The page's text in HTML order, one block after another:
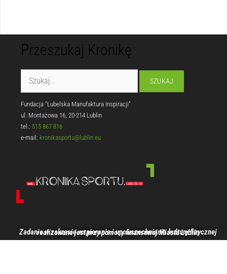
Przeszukaj Kronikę
Fundacja "Lubelska Manufaktura Inspiracji"
ul. Montażowa 16, 20-214 Lublin
tel.: 515 867 816
e-mail: kronikasportu@lublin.eu
Zadanie w zakresie wspierania i upowszechniania kultury fizycznej realizowane jest przy pomocy finansowej Miasta Lublin